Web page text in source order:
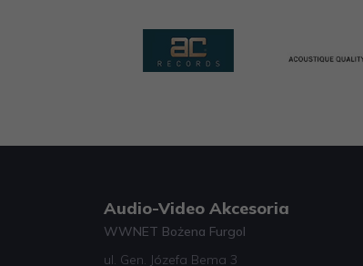
Audio-Video Akcesoria
WWNET Bożena Furgol
ul. Gen. Józefa Bema 3